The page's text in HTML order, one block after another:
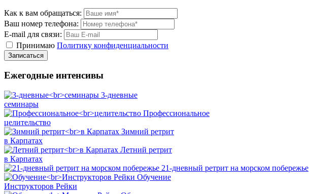
Как к вам обращаться:
Ваш номер телефона:
E-mail для связи:
Принимаю Политику конфиденциальности
Ежегодные интенсивы
3-дневные
семинары
Профессиональное
целительство
Зимний ретрит
в Карпатах
Летний ретрит
в Карпатах
21-дневный ретрит на морском побережье
Обучение
Инструкторов Рейки